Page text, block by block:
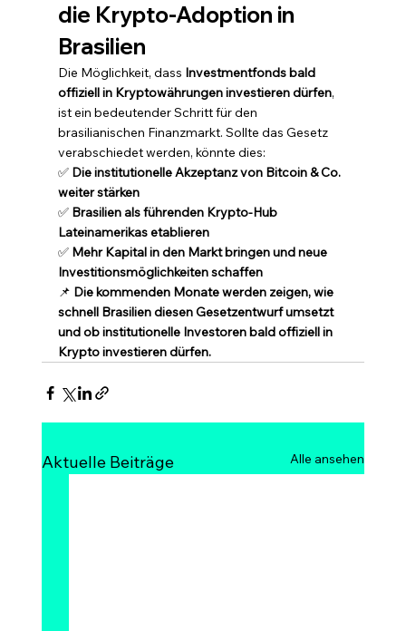
die Krypto-Adoption in
Brasilien
Die Möglichkeit, dass Investmentfonds bald
offiziell in Kryptowährungen investieren dürfen,
ist ein bedeutender Schritt für den
brasilianischen Finanzmarkt. Sollte das Gesetz
verabschiedet werden, könnte dies:
✅ Die institutionelle Akzeptanz von Bitcoin & Co.
weiter stärken
✅ Brasilien als führenden Krypto-Hub
Lateinamerikas etablieren
✅ Mehr Kapital in den Markt bringen und neue
Investitionsmöglichkeiten schaffen
📌 Die kommenden Monate werden zeigen, wie
schnell Brasilien diesen Gesetzentwurf umsetzt
und ob institutionelle Investoren bald offiziell in
Krypto investieren dürfen.
Aktuelle Beiträge Alle ansehen